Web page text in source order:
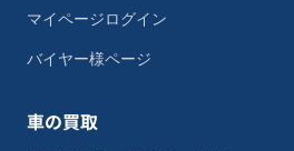
マイページログイン
バイヤー様ページ
車の買取